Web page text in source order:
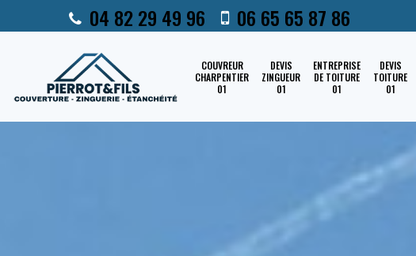
04 82 29 49 96 06 65 65 87 86
COUVREUR
CHARPENTIER
01
DEVIS
ZINGUEUR
01
ENTREPRISE
DE TOITURE
01
DEVIS
TOITURE
01